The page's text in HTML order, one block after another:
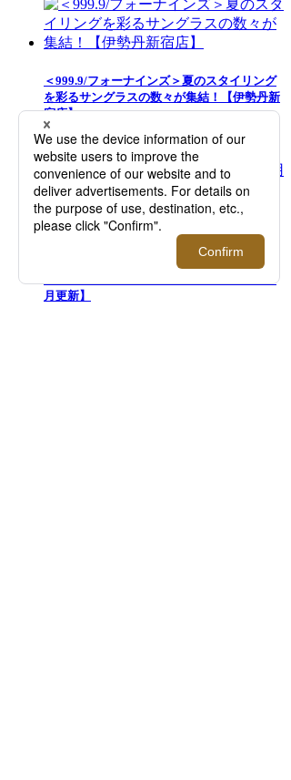
＜999.9/フォーナインズ＞夏のスタイリング
を彩るサングラスの数々が集結！【伊勢丹新
宿店】
夏のズボン下の汗対策には「ロンパンをは
く」がおすすめ！3人の愛用者が語る、夏の
メンズインナー選びの正解とは？【2026年5
月更新】